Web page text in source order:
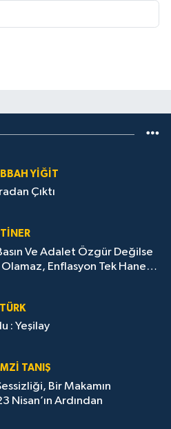
YİĞİT
Çıktı
Ve Adalet Özgür Değilse
Enflasyon Tek Haneye
: Yeşilay
TANIŞ
Bir Makamın
Nisan’ın Ardından